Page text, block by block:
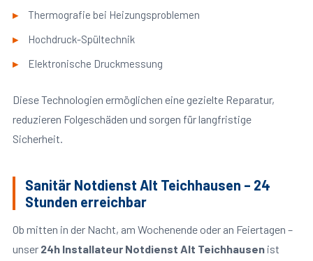
Thermografie bei Heizungsproblemen
Hochdruck-Spültechnik
Elektronische Druckmessung
Diese Technologien ermöglichen eine gezielte Reparatur,
reduzieren Folgeschäden und sorgen für langfristige
Sicherheit.
Sanitär Notdienst Alt Teichhausen – 24
Stunden erreichbar
Ob mitten in der Nacht, am Wochenende oder an Feiertagen –
unser 24h Installateur Notdienst Alt Teichhausenist